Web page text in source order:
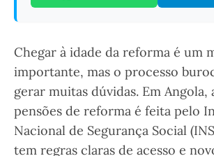
Chegar à idade da reforma é um
importante, mas o processo
gerar muitas dúvidas. Em Angola,
pensões de reforma é feita pelo
Nacional de Segurança Social
tem regras claras de acesso e